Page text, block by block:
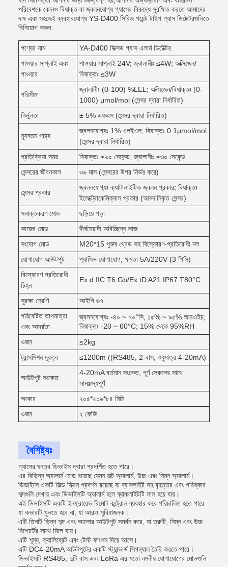
পরিবেশকে কোনও বিষাক্ত বা জ্বলনযোগ্য গ্যাসের বিরুদ্ধে সুরক্ষিত করতে আমাদের
দক্ষ এবং সহজেই ব্যবহারযোগ্য YS-D400 সিরিজ পয়েন্ট টাইপ গ্যাস ডিটেক্টরগুলিতে
বিনিয়োগ করুন.
পণ্যের নাম
YA-D400 ফিক্সড গ্যাস এলার্ম ডিটেক্টর
পাওয়ার সাপ্লাই এবং
পাওয়ার
পাওয়ার সাপ্লাই 24V; জ্বালানীঃ ≤4W; অক্সিজেন/
বিষাক্তঃ ≤3W
পরিসীমা
জ্বালানীঃ (0-100) %LEL; অক্সিজেন/বিষাক্তঃ (0-
1000) μmol/mol (সেন্সর দ্বারা নির্ধারিত)
নির্ভুলতা
± 5% এফএস (সেন্সর দ্বারা নির্ধারিত)
ন্যূনতম পাঠ্য
জ্বলনযোগ্যঃ 1% এলইএল; বিষাক্তঃ 0.1μmol/mol
(সেন্সর দ্বারা নির্ধারিত)
প্রতিক্রিয়া সময়
বিষাক্তঃ ≤৬০ সেকেন্ড; জ্বালানীঃ ≤৩০ সেকেন্ড
সেন্সরের জীবনকাল
৩৬ মাস (সেন্সরের উপর নির্ভর করে)
সেন্সর প্রকার
জ্বলনযোগ্যঃ ক্যাটালাইটিক জ্বলন প্রকার; বিষাক্তঃ
ইলেক্ট্রোকেমিক্যাল প্রকার (আমদানিকৃত সেন্সর)
সনাক্তকরণ মোড
ছড়িয়ে পড়া
কাজের মোড
দীর্ঘমেয়াদী অবিচ্ছিন্ন কাজ
সংযোগ মোড
M20*15 পুরুষ থ্রেড সহ বিস্ফোরণ-প্রতিরোধী নল
যোগাযোগ আউটপুট
প্যাসিভ যোগাযোগ, ক্ষমতা 5A/220V (3 পিসি)
বিস্ফোরণ প্রতিরোধী
চিহ্ন
Ex d IIC T6 Gb/Ex tD A21 IP67 T80°C
সুরক্ষা শ্রেণি
আইপি ৬৭
পরিবেষ্টিত তাপমাত্রা
এবং আর্দ্রতা
জ্বলনযোগ্যঃ -৪০ ~ ৭০°সি, ১৫% ~ ৯৫% আরএইচ;
বিষাক্তঃ -20 ~ 60°C; 15% থেকে 95%RH
ওজন
≤2kg
ট্রান্সমিশন দূরত্ব
≤1200m ((RS485, 2-বাস, শুধুমাত্র 4-20mA)
আউটপুট সংকেত
4-20mA বর্তমান সংকেত, পূর্ণ স্কেলের সাথে
সামঞ্জস্যপূর্ণ
আকার
২০৫*২০৯*৮৪ মিমি
ওজন
২ কেজি
বৈশিষ্ট্যঃ
গ্যাসের ঘনত্ব ডিভাইস দ্বারা প্রদর্শিত হতে পারে।
এর বিভিন্ন অ্যালার্ম মোড রয়েছে যেমন ফল্ট অ্যালার্ম, উচ্চ এবং নিম্ন অ্যালার্ম।
ডিভাইসে একটি ফিল্ড স্ক্রিন প্রদর্শন রয়েছে যা ব্যাকলাইট সহ বৃহত্তর এবং পরিষ্কার
শব্দগুলি দেখায় এবং ডিভাইসটি অ্যালার্ম হলে ব্যাকলাইটটি লাল হয়ে যায়।
এই ডিভাইসটি একটি ইনফ্রারেড রিমোট কন্ট্রোল ব্যবহার করে পরিচালিত হতে পারে
যা কভারটি খুলতে হবে না, যা আরও সুবিধাজনক।
এটি তিনটি ভিন্ন শব্দ এবং আলোর আউটপুট সমর্থন করে, যা ত্রুটি, নিম্ন এবং উচ্চ
রিপোর্টের সাথে মিলে যায়।
এটি শূন্য, ক্যালিব্রেট এবং টেস্ট ফাংশন দিয়ে আসে।
এটি DC4-20mA আউটপুটের একটি স্ট্যান্ডার্ড সিগন্যাল তৈরি করতে পারে।
ডিভাইসটি RS485, দুটি বাস এবং LoRa এর মতো নমনীয় যোগাযোগের মোডগুলি